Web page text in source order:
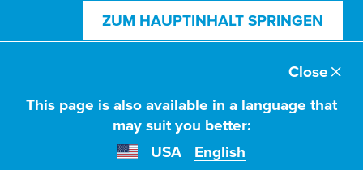
ZUM HAUPTINHALT SPRINGEN
This page is also available in a language that
may suit you better:
USA
English
Close